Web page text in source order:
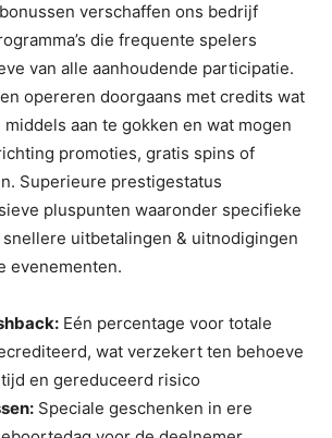
verschaffen ons bedrijf
die frequente spelers
van alle aanhoudende participatie.
opereren doorgaans met credits wat
aan te gokken en wat mogen
promoties, gratis spins of
Superieure prestigestatus
pluspunten waaronder specifieke
uitbetalingen & uitnodigingen
evenementen.
Eén percentage voor totale
wat verzekert ten behoeve
en gereduceerd risico
Speciale geschenken in ere